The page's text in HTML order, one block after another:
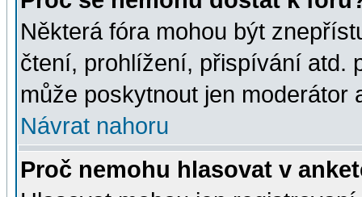
Některá fóra mohou být
čtení, prohlížení, přispívání atd.
může poskytnout jen moderátor
Návrat nahoru
Proč nemohu hlasovat v